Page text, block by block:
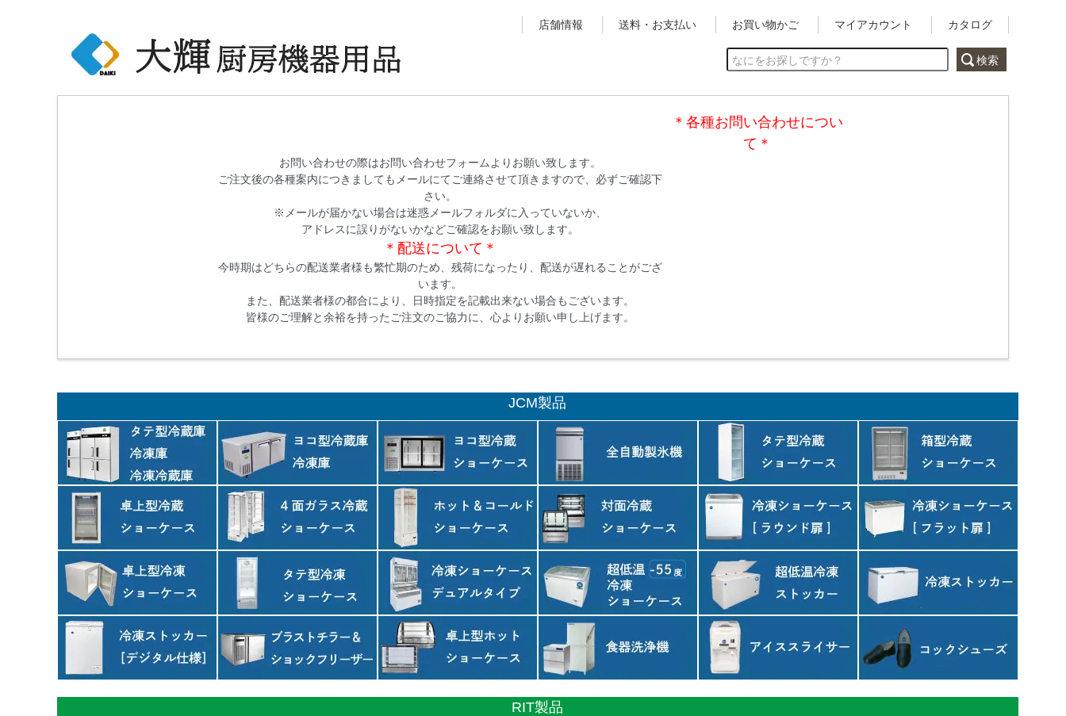
店舗情報 送料・お支払い お買い物かご マイアカウント カタログ
＊各種お問い合わせについ
て＊
お問い合わせの際はお問い合わせフォームよりお願い致します。
ご注文後の各種案内につきましてもメールにてご連絡させて頂きますので、必ずご確認下
さい。
※メールが届かない場合は迷惑メールフォルダに入っていないか、
アドレスに誤りがないかなどご確認をお願い致します。
＊配送について＊
今時期はどちらの配送業者様も繁忙期のため、残荷になったり、配送が遅れることがござ
います。
また、配送業者様の都合により、日時指定を記載出来ない場合もございます。
皆様のご理解と余裕を持ったご注文のご協力に、心よりお願い申し上げます。
JCM製品
RIT製品